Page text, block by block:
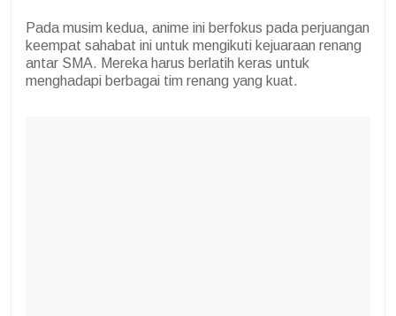
Pada musim kedua, anime ini berfokus pada perjuangan
keempat sahabat ini untuk mengikuti kejuaraan renang
antar SMA. Mereka harus berlatih keras untuk
menghadapi berbagai tim renang yang kuat.